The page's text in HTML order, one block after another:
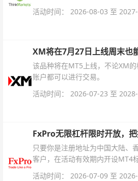
杆配置、支持软件及交易细则。
活动时间： 2026-08-03 至
XM将在7月27日上线周末也
该品种将在MT5上线，不论XM
账户都可以进行交易。
活动时间： 2026-07-23 至
FxPro无限杠杆限时开放，
只要你是注册地址为中国大陆、
客户，在活动有效期内开设MT4
活动时间： 2026-07-09 至